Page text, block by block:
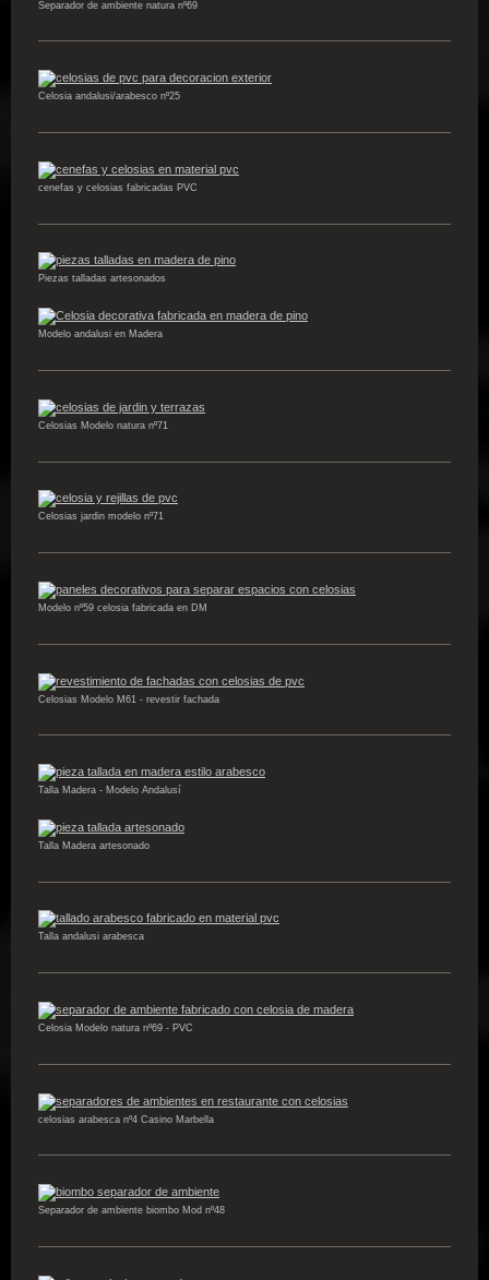
Separador de ambiente natura nº69
Celosia andalusi/arabesco nº25
cenefas y celosias fabricadas PVC
Piezas talladas artesonados
Modelo andalusi en Madera
Celosias Modelo natura nº71
Celosias jardin modelo nº71
Modelo nº59 celosia fabricada en DM
Celosias Modelo M61 - revestir fachada
Talla Madera - Modelo Andalusí
Talla Madera artesonado
Talla andalusi arabesca
Celosia Modelo natura nº69 - PVC
celosias arabesca nº4 Casino Marbella
Separador de ambiente biombo Mod nº48